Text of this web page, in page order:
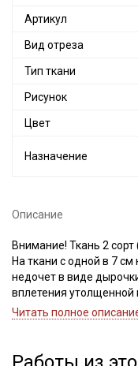
Артикул
Вид отреза
Тип ткани
Рисунок
Цвет
Назначение
Описание
Внимание! Ткань 2
На ткани с одной в 7
недочет в виде
вплетения утолщенной
переходы тона, так как
Рисунок нанесен не по
Читать полное